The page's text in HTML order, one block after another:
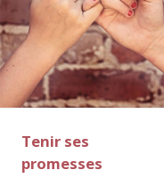
Tenir ses
promesses